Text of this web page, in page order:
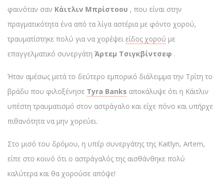
φαινόταν σαν Κάιτλιν Μπρίστοου , που είναι στην
πραγματικότητα ένα από τα λίγα αστέρια με φόντο χορού,
τραυματίστηκε πολύ για να χορέψει είδος χορού με
επαγγελματικό συνεργάτη Άρτεμ Τσιγκβίντσεφ .
Ήταν αμέσως μετά το δεύτερο εμπορικό διάλειμμα την Τρίτη το
βράδυ που φιλοξένησε Tyra Banks αποκάλυψε ότι η Κάιτλιν
υπέστη τραυματισμό στον αστράγαλο και είχε πόνο και υπήρχε
πιθανότητα να μην χορεύει.
Στο μισό του δρόμου, η υπέρ συνεργάτης της Kaitlyn, Artem,
είπε στο κοινό ότι ο αστράγαλός της αισθάνθηκε πολύ
καλύτερα και θα χορούσε απόψε!